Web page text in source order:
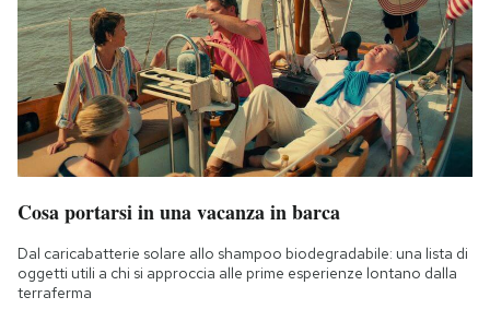
Cosa portarsi in una vacanza in barca
Dal caricabatterie solare allo shampoo biodegradabile: una lista di
oggetti utili a chi si approccia alle prime esperienze lontano dalla
terraferma